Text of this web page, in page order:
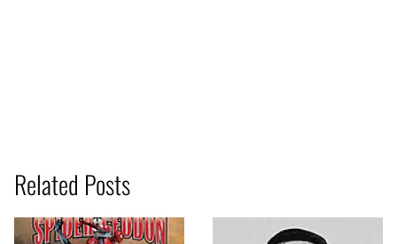
Related Posts